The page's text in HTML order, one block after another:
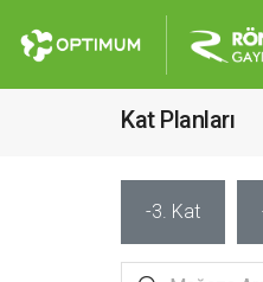
Kat Planları
-3. Kat